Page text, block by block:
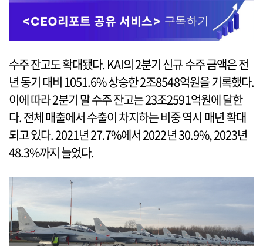
수주 잔고도 확대됐다. KAI의 2분기 신규 수주 금액은 전
년 동기 대비 1051.6% 상승한 2조8548억원을 기록했다.
이에 따라 2분기 말 수주 잔고는 23조2591억원에 달한
다. 전체 매출에서 수출이 차지하는 비중 역시 매년 확대
되고 있다. 2021년 27.7%에서 2022년 30.9%, 2023년
48.3%까지 늘었다.